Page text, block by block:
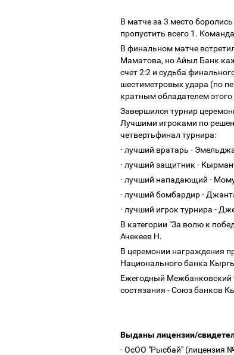
В матче за 3 место
пропустить всего 1.
В финальном матче
Маматова, но Айыл Банк
счет 2:2 и судьба
шестиметровых удара (по
кратным обладателем
Завершился турнир
Лучшими игроками по
четвертьфинал турнира:
· лучший вратарь -
· лучший защитник -
· лучший нападающий -
· лучший бомбардир -
· лучший игрок турнира -
В категории "За волю к
Ачекеев Н.
В церемонии награждения
Национального банка
Ежегодный Межбанковский
состязания - Союз банков
Выданы лицензии/
- ОсОО "Рысбай" (лицензия